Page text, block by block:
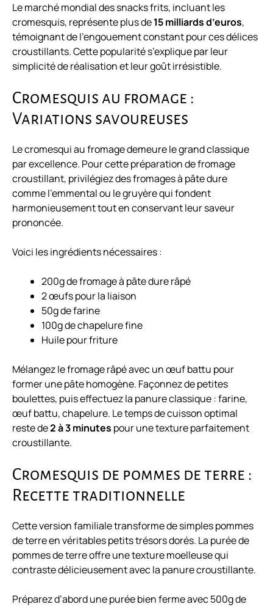
Le marché mondial des snacks frits, incluant les
cromesquis, représente plus de15 milliards d’euros,
témoignant de l’engouement constant pour ces délices
croustillants. Cette popularité s’explique par leur
simplicité de réalisation et leur goût irrésistible.
Cromesquis au fromage :
Variations savoureuses
Le cromesqui au fromage demeure le grand classique
par excellence. Pour cette préparation defromage
croustillant, privilégiez des fromages à pâte dure
comme l’emmental ou le gruyère qui fondent
harmonieusement tout en conservant leur saveur
prononcée.
Voici les ingrédients nécessaires :
200g de fromage à pâte dure râpé
2 œufs pour la liaison
50g de farine
100g de chapelure fine
Huile pour friture
Mélangez le fromage râpé avec un œuf battu pour
former une pâte homogène. Façonnez de petites
boulettes, puis effectuez la panure classique : farine,
œuf battu, chapelure. Le temps de cuisson optimal
reste de2 à 3 minutes pour une texture parfaitement
croustillante.
Cromesquis de pommes de terre :
Recette traditionnelle
Cette version familiale transforme de simples pommes
de terre en véritables petits trésors dorés. La purée de
pommes de terre offre une texture moelleuse qui
contraste délicieusement avec la panure croustillante.
Préparez d’abord une purée bien ferme avec 500g de